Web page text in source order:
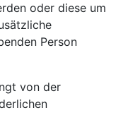
oder diese um
Person
von der